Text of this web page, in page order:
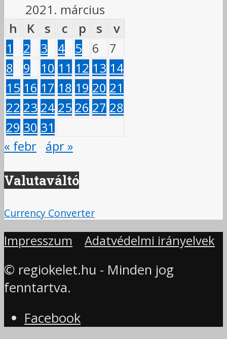
2021. március
h
K s c p s
v
1
2 3 4 5 6
7
8
9 10 11 12 13 14
15 16 17 18 19 20 21
22 23 24 25 26 27 28
29 30 31
« febr ápr »
Valutaváltó
Currency Converter
Impresszum Adatvédelmi irányelvek
© regiokelet.hu - Minden jog
fenntartva.
Facebook